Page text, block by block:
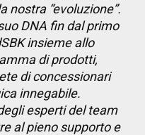
nostra “evoluzione”.
DNA fin dal primo
insieme allo
di prodotti,
di concessionari
innegabile.
esperti del team
al pieno supporto e